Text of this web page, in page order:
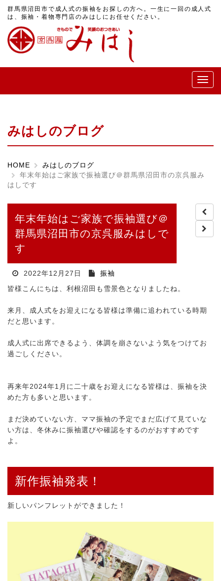
群馬県沼田市で成人式の振袖をお探しの方へ。一生に一回の成人式
は、振袖・着物専門店のみはしにお任せください。
メ
ニ
みはしのブログ
HOME
みはしのブログ
年末年始はご家族で振袖選び＠群馬県沼田市の京呉服み
はしです
年末年始はご家族で振袖選び＠
群馬県沼田市の京呉服みはしで
す
2022年12月27日
振袖
皆様こんにちは、利根沼田も雪景色となりましたね。
来月、成人式をお迎えになる皆様は準備に追われている時期
だと思います。
成人式に出席できるよう、体調を崩さないよう気をつけてお
過ごしください。
再来年2024年1月に二十歳をお迎えになる皆様は、振袖を決
めた方も多いと思います。
まだ決めていない方、ママ振袖の予定でまだ広げて見ていな
い方は、冬休みに振袖選びや確認をするのがおすすめです
よ。
新作振袖発表！
新しいパンフレットができました！